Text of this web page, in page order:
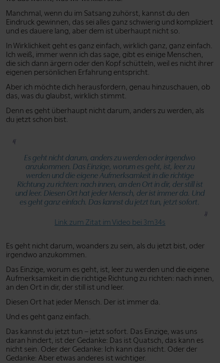
Manchmal, wenn du im Satsang zuhörst, kannst du den
Eindruck gewinnen, das sei alles ganz schwierig und kompliziert
und es dauere lang, aber dem ist überhaupt nicht so.
In Wirklichkeit geht es ganz einfach, wirklich ganz, ganz einfach.
Ich weiß, immer wenn ich das sage, gibt es einige Menschen,
die sich dann ärgern oder den Kopf schütteln, weil es nicht ihrer
eigenen persönlichen Erfahrung entspricht.
Aber ich möchte dich herausfordern, genau hinzuschauen, ob
das, was du glaubst, wirklich stimmt.
Denn es geht überhaupt nicht darum, anders zu werden, als
du jetzt schon bist.
Es geht nicht darum, anders zu werden oder irgendwo
anzukommen. Das Einzige, worum es geht, ist, leer zu
werden und die eigene Aufmerksamkeit in die richtige
Richtung zu richten: nach innen, an den Ort in dir, der still ist
und leer. Diesen Ort hat jeder Mensch, der ist immer da. Und
es geht ganz einfach. Das kannst du jetzt tun, jetzt sofort.
Link zum Zitat im Video bei 3m34s
Es geht nicht darum, woanders zu sein, als du jetzt bist, oder
irgendwo anzukommen.
Das Einzige, worum es geht, ist, leer zu werden und die eigene
Aufmerksamkeit in die richtige Richtung zu richten: nach innen,
an den Ort in dir, der still ist und leer.
Diesen Ort hat jeder Mensch. Der ist immer da.
Und es geht ganz einfach.
Das kannst du jetzt tun – jetzt sofort. Das Einzige, was uns
daran hindert, ist der Gedanke: Das ist Quatsch, das kann es
nicht sein. Oder der Gedanke: Ich kann das nicht. Oder der
Gedanke: Aber etwas anderes ist wichtiger.